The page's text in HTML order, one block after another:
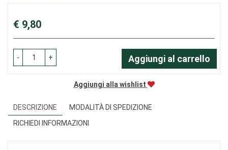
Prezzo
€ 9,80
- + Aggiungi al carrello
Aggiungi alla wishlist
DESCRIZIONE
MODALITÀ DI SPEDIZIONE
RICHIEDI INFORMAZIONI